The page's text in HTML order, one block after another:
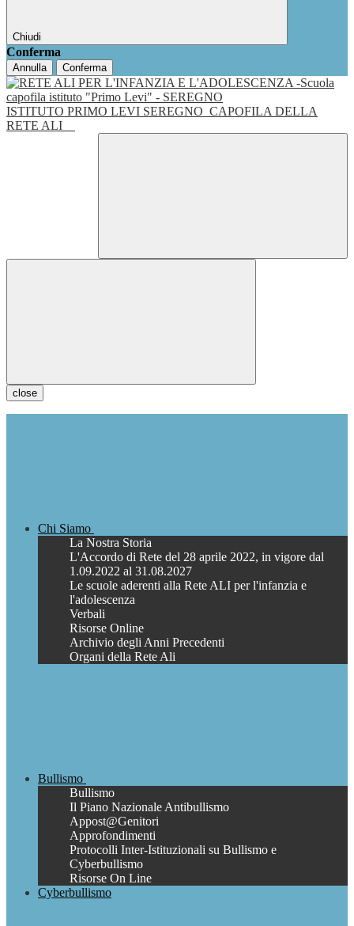
Chiudi
Conferma
Annulla Conferma
ISTITUTO PRIMO LEVI SEREGNO CAPOFILA DELLA
RETE ALI
close
Chi Siamo
La Nostra Storia
L'Accordo di Rete del 28 aprile 2022, in vigore dal
1.09.2022 al 31.08.2027
Le scuole aderenti alla Rete ALI per l'infanzia e
l'adolescenza
Verbali
Risorse Online
Archivio degli Anni Precedenti
Organi della Rete Ali
Bullismo
Bullismo
Il Piano Nazionale Antibullismo
Appost@Genitori
Approfondimenti
Protocolli Inter-Istituzionali su Bullismo e
Cyberbullismo
Risorse On Line
Cyberbullismo